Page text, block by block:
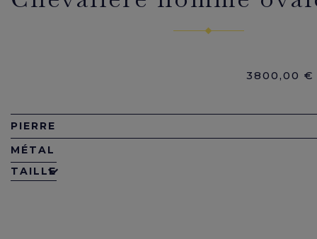
3800,00 €
PIERRE
MÉTAL
TAILLE